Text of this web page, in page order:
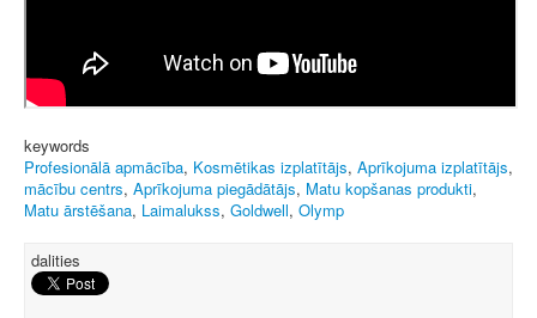
keywords
Profesionālā apmācība, Kosmētikas izplatītājs, Aprīkojuma izplatītājs,
mācību centrs, Aprīkojuma piegādātājs, Matu kopšanas produkti,
Matu ārstēšana, Laimalukss, Goldwell, Olymp
dalities